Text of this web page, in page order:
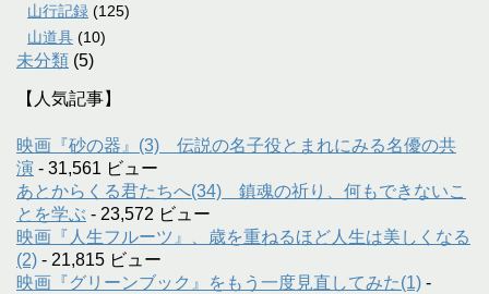
山行記録 (125)
山道具 (10)
未分類 (5)
【人気記事】
映画『砂の器』(3) 伝説の名子役とまれにみる名優の共
演 - 31,561 ビュー
あとからくる君たちへ(34) 鎮魂の祈り、何もできないこ
とを学ぶ - 23,572 ビュー
映画『人生フルーツ』、歳を重ねるほど人生は美しくなる
(2) - 21,815 ビュー
映画『グリーンブック』をもう一度見直してみた(1) -